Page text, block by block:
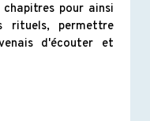
pour ainsi
rituels, permettre
d'écouter et